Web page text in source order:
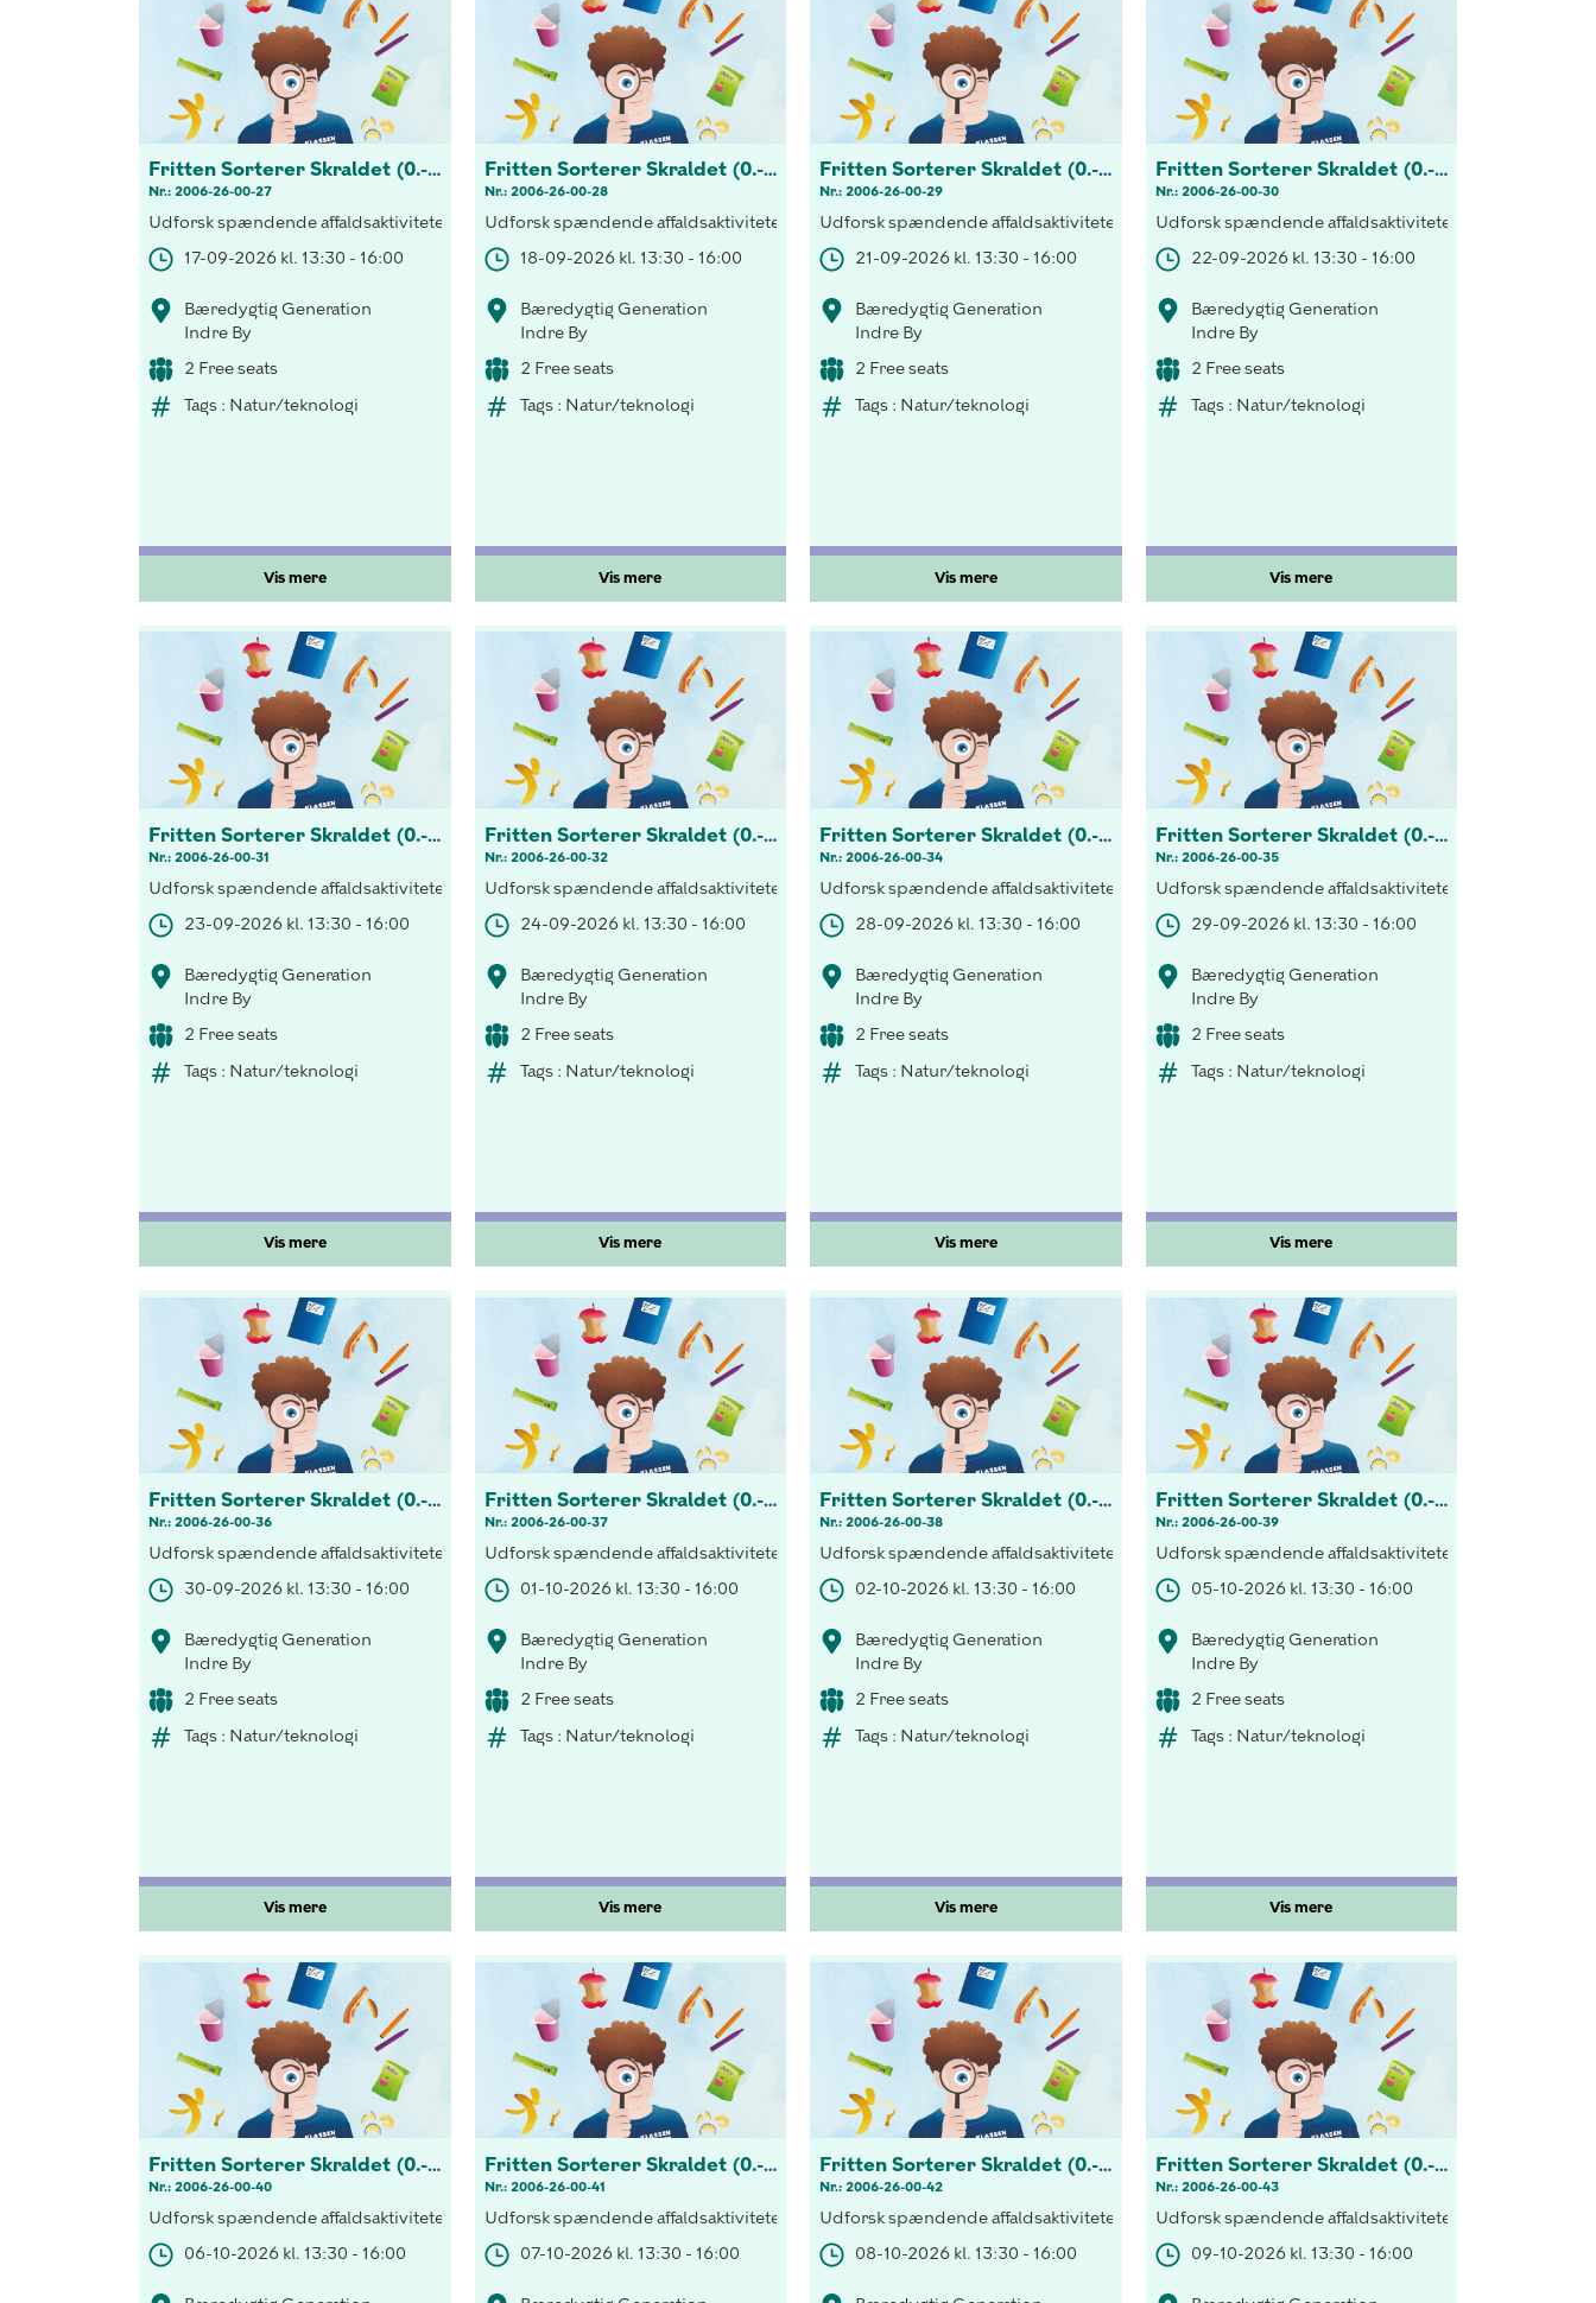
Fritten Sorterer Skraldet (0.-3 kl.)
Nr.: 2006-26-00-27
Udforsk spændende affaldsaktiviteter! Opdag vigtigheden af korrekt sortering både indenfor og udenfor klasseværelset.
17-09-2026 kl. 13:30 - 16:00
Bæredygtig Generation
Indre By
2 Free seats
Tags : Natur/teknologi
Vis mere
Fritten Sorterer Skraldet (0.-3 kl.)
Nr.: 2006-26-00-28
Udforsk spændende affaldsaktiviteter! Opdag vigtigheden af korrekt sortering både indenfor og udenfor klasseværelset.
18-09-2026 kl. 13:30 - 16:00
Bæredygtig Generation
Indre By
2 Free seats
Tags : Natur/teknologi
Vis mere
Fritten Sorterer Skraldet (0.-3 kl.)
Nr.: 2006-26-00-29
Udforsk spændende affaldsaktiviteter! Opdag vigtigheden af korrekt sortering både indenfor og
21-09-2026 kl. 13:30 - 16:00
Bæredygtig Generation
Indre By
2 Free seats
Tags : Natur/teknologi
Vis mere
Fritten Sorterer Skraldet (0.-3 kl.)
Nr.: 2006-26-00-30
Udforsk spændende affaldsaktiviteter! Opdag
22-09-2026 kl. 13:30 - 16:00
Bæredygtig Generation
Indre By
2 Free seats
Tags : Natur/teknologi
Vis mere
Fritten Sorterer Skraldet (0.-3 kl.)
Nr.: 2006-26-00-31
Udforsk spændende affaldsaktiviteter! Opdag vigtigheden af korrekt sortering både indenfor og udenfor klasseværelset.
23-09-2026 kl. 13:30 - 16:00
Bæredygtig Generation
Indre By
2 Free seats
Tags : Natur/teknologi
Vis mere
Fritten Sorterer Skraldet (0.-3 kl.)
Nr.: 2006-26-00-32
Udforsk spændende affaldsaktiviteter! Opdag vigtigheden af korrekt sortering både indenfor og udenfor klasseværelset.
24-09-2026 kl. 13:30 - 16:00
Bæredygtig Generation
Indre By
2 Free seats
Tags : Natur/teknologi
Vis mere
Fritten Sorterer Skraldet (0.-3 kl.)
Nr.: 2006-26-00-34
Udforsk spændende affaldsaktiviteter! Opdag vigtigheden af korrekt sortering både indenfor og
28-09-2026 kl. 13:30 - 16:00
Bæredygtig Generation
Indre By
2 Free seats
Tags : Natur/teknologi
Vis mere
Fritten Sorterer Skraldet (0.-3 kl.)
Nr.: 2006-26-00-35
Udforsk spændende affaldsaktiviteter! Opdag
29-09-2026 kl. 13:30 - 16:00
Bæredygtig Generation
Indre By
2 Free seats
Tags : Natur/teknologi
Vis mere
Fritten Sorterer Skraldet (0.-3 kl.)
Nr.: 2006-26-00-36
Udforsk spændende affaldsaktiviteter! Opdag vigtigheden af korrekt sortering både indenfor og udenfor klasseværelset.
30-09-2026 kl. 13:30 - 16:00
Bæredygtig Generation
Indre By
2 Free seats
Tags : Natur/teknologi
Vis mere
Fritten Sorterer Skraldet (0.-3 kl.)
Nr.: 2006-26-00-37
Udforsk spændende affaldsaktiviteter! Opdag vigtigheden af korrekt sortering både indenfor og udenfor klasseværelset.
01-10-2026 kl. 13:30 - 16:00
Bæredygtig Generation
Indre By
2 Free seats
Tags : Natur/teknologi
Vis mere
Fritten Sorterer Skraldet (0.-3 kl.)
Nr.: 2006-26-00-38
Udforsk spændende affaldsaktiviteter! Opdag vigtigheden af korrekt sortering både indenfor og
02-10-2026 kl. 13:30 - 16:00
Bæredygtig Generation
Indre By
2 Free seats
Tags : Natur/teknologi
Vis mere
Fritten Sorterer Skraldet (0.-3 kl.)
Nr.: 2006-26-00-39
Udforsk spændende affaldsaktiviteter! Opdag
05-10-2026 kl. 13:30 - 16:00
Bæredygtig Generation
Indre By
2 Free seats
Tags : Natur/teknologi
Vis mere
Fritten Sorterer Skraldet (0.-3 kl.)
Nr.: 2006-26-00-40
Udforsk spændende affaldsaktiviteter! Opdag vigtigheden af korrekt sortering både indenfor og udenfor klasseværelset.
06-10-2026 kl. 13:30 - 16:00
Fritten Sorterer Skraldet (0.-3 kl.)
Nr.: 2006-26-00-41
Udforsk spændende affaldsaktiviteter! Opdag vigtigheden af korrekt sortering både indenfor og udenfor klasseværelset.
07-10-2026 kl. 13:30 - 16:00
Fritten Sorterer Skraldet (0.-3 kl.)
Nr.: 2006-26-00-42
Udforsk spændende affaldsaktiviteter! Opdag vigtigheden af korrekt sortering både indenfor og
08-10-2026 kl. 13:30 - 16:00
Fritten Sorterer Skraldet (0.-3 kl.)
Nr.: 2006-26-00-43
Udforsk spændende affaldsaktiviteter! Opdag
09-10-2026 kl. 13:30 - 16:00